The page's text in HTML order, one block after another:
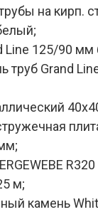
на кирп.
Line 125/90 мм
труб Grand
м;
камень